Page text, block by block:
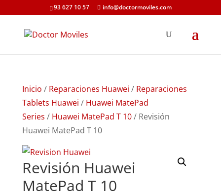
93 627 10 57 info@doctormoviles.com
Inicio / Reparaciones Huawei / Reparaciones
Tablets Huawei / Huawei MatePad
Series / Huawei MatePad T 10/ Revisión
Huawei MatePad T 10
Revisión Huawei
MatePad T 10